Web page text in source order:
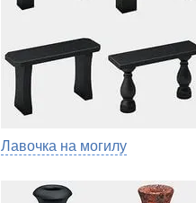
Лавочка на могилу